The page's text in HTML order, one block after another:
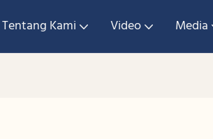
Tentang Kami Video Media